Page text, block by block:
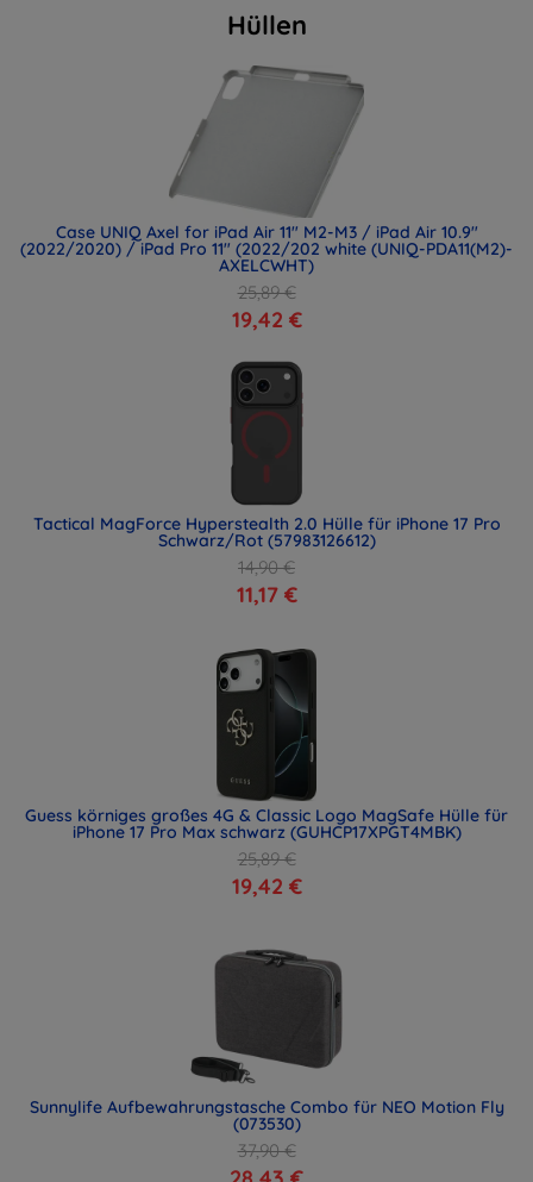
Hüllen
Case UNIQ Axel for iPad Air 11" M2-M3 / iPad Air 10.9"
(2022/2020) / iPad Pro 11" (2022/202 white (UNIQ-PDA11(M2)-
AXELCWHT)
25,89 €
19,42 €
Tactical MagForce Hyperstealth 2.0 Hülle für iPhone 17 Pro
Schwarz/Rot (57983126612)
14,90 €
11,17 €
Guess körniges großes 4G & Classic Logo MagSafe Hülle für
iPhone 17 Pro Max schwarz (GUHCP17XPGT4MBK)
25,89 €
19,42 €
Sunnylife Aufbewahrungstasche Combo für NEO Motion Fly
(073530)
37,90 €